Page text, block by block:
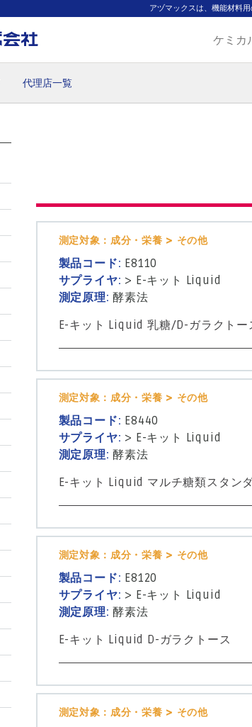
アヅマックスは、機能材料
ケミカ
代理店一覧
測定対象：成分・栄養 > その他
製品コード: E8110
サプライヤ: > E-キット Liquid
測定原理:酵素法
E-キット Liquid 乳糖/D-ガラクトー
測定対象：成分・栄養 > その他
製品コード: E8440
サプライヤ: > E-キット Liquid
測定原理:酵素法
E-キット Liquid マルチ糖類スタン
測定対象：成分・栄養 > その他
製品コード: E8120
サプライヤ: > E-キット Liquid
測定原理:酵素法
E-キット Liquid D-ガラクトース
測定対象：成分・栄養 > その他